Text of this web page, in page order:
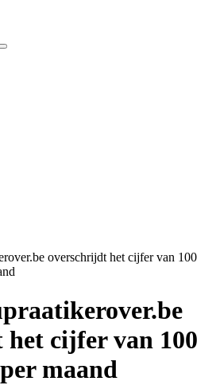
overschrijdt het cijfer van 100
cijfer van 100
maand